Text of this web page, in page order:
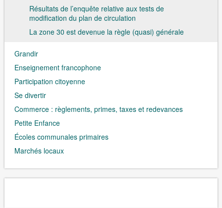
Résultats de l’enquête relative aux tests de
modification du plan de circulation
La zone 30 est devenue la règle (quasi) générale
Grandir
Enseignement francophone
Participation citoyenne
Se divertir
Commerce : règlements, primes, taxes et redevances
Petite Enfance
Écoles communales primaires
Marchés locaux